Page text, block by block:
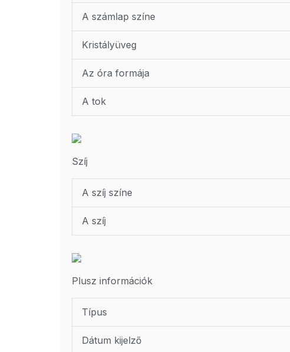
A számlap színe
Kristályüveg
Az óra formája
A tok
Szíj
A szíj színe
A szíj
Plusz információk
Típus
Dátum kijelző